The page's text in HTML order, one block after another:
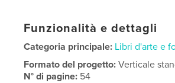
Funzionalità e dettagli
Categoria principale: Libri d'arte e
Formato del progetto:Verticale
N° di pagine: 54